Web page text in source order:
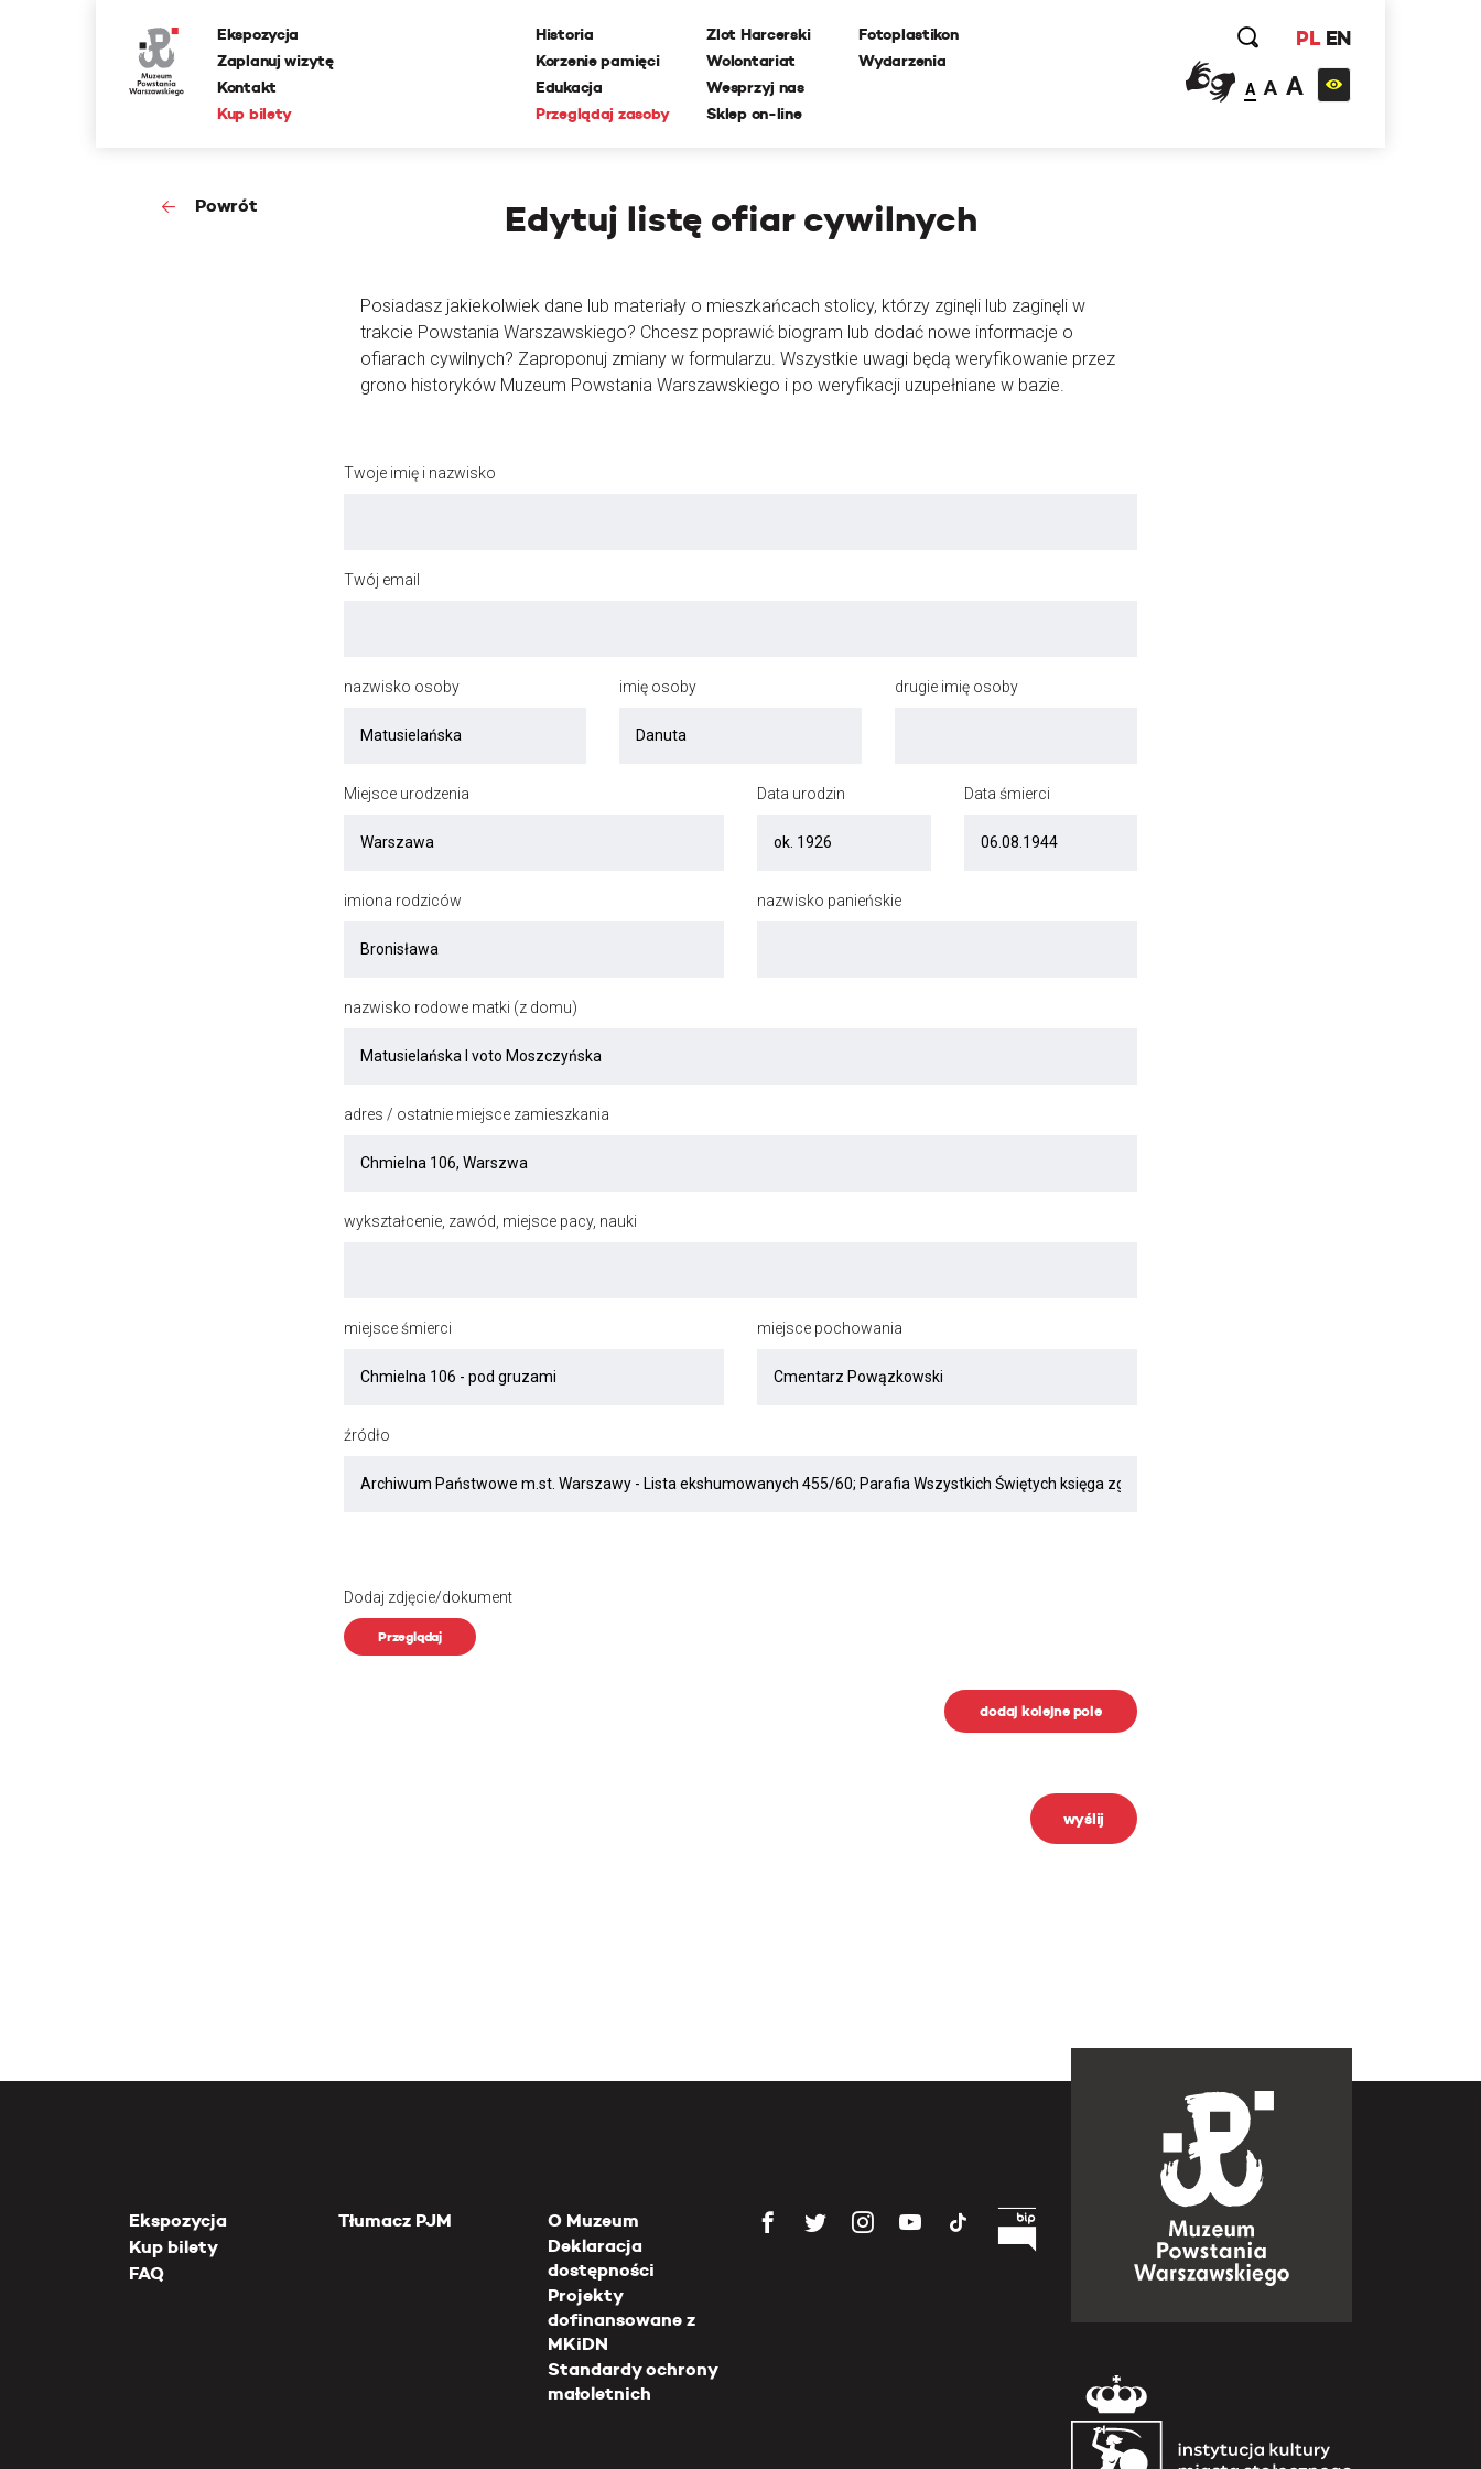
Ekspozycja
Zaplanuj wizytę
Kontakt
Kup bilety
Historia
Korzenie pamięci
Edukacja
Przeglądaj zasoby
Zlot Harcerski
Wolontariat
Wesprzyj nas
Sklep on-line
Fotoplastikon
Wydarzenia
PL EN
A A A
Powrót Edytuj listę ofiar cywilnych
Posiadasz jakiekolwiek dane lub materiały o mieszkańcach stolicy, którzy zginęli lub zaginęli w
trakcie Powstania Warszawskiego? Chcesz poprawić biogram lub dodać nowe informacje o
ofiarach cywilnych? Zaproponuj zmiany w formularzu. Wszystkie uwagi będą weryfikowanie przez
grono historyków Muzeum Powstania Warszawskiego i po weryfikacji uzupełniane w bazie.
Twoje imię i nazwisko
Twój email
nazwisko osoby imię osoby drugie imię osoby
Miejsce urodzenia Data urodzin Data śmierci
imiona rodziców nazwisko panieńskie
nazwisko rodowe matki (z domu)
adres / ostatnie miejsce zamieszkania
wykształcenie, zawód, miejsce pacy, nauki
miejsce śmierci miejsce pochowania
źródło
Dodaj zdjęcie/dokument
Przeglądaj
dodaj kolejne pole
wyślij
Ekspozycja
Kup bilety
FAQ
Tłumacz PJM
O Muzeum
Deklaracja
dostępności
Projekty
dofinansowane z
MKiDN
Standardy ochrony
małoletnich